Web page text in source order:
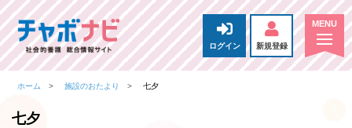
ログイン 新規登録
ホーム 施設のおたより 七夕
七夕